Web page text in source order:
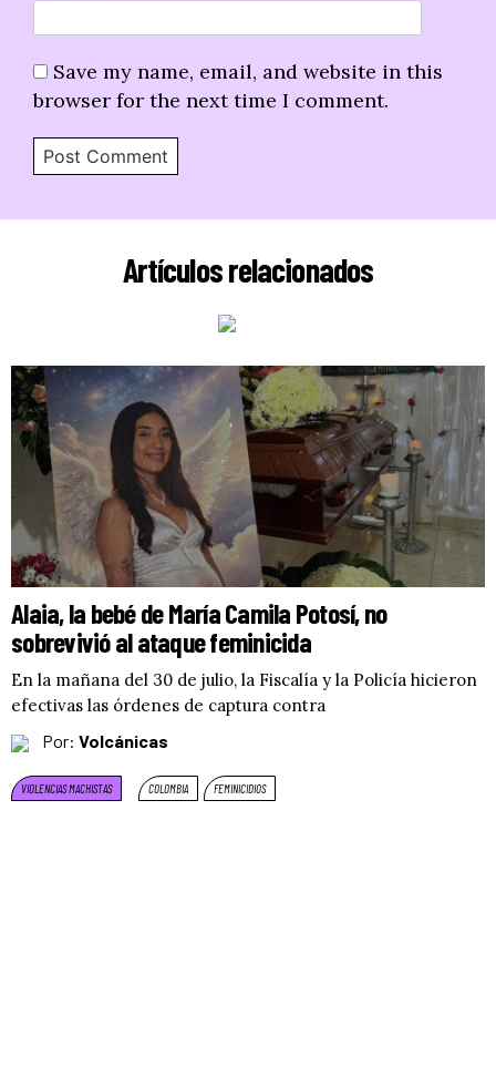
Save my name, email, and website in this
browser for the next time I comment.
Artículos relacionados
Alaia, la bebé de María Camila Potosí, no
sobrevivió al ataque feminicida
En la mañana del 30 de julio, la Fiscalía y la Policía hicieron
efectivas las órdenes de captura contra
Por: Volcánicas
VIOLENCIAS MACHISTAS COLOMBIA FEMINICIDIOS